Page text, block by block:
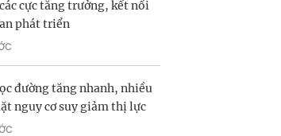
cực tăng trưởng, kết nối
phát triển
đường tăng nhanh, nhiều
nguy cơ suy giảm thị lực